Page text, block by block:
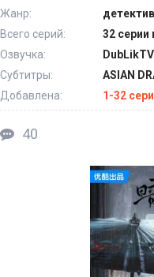
Жанр:
Всего серий:
32 серии
Озвучка:
DubLikTV
Субтитры:
ASIAN
Добавлена:
1-32
40